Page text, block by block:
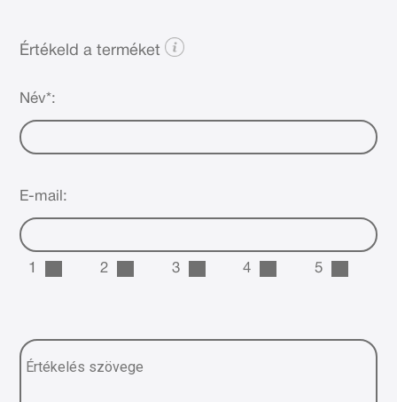
Értékeld a terméket
Név*:
E-mail:
1 2 3 4 5